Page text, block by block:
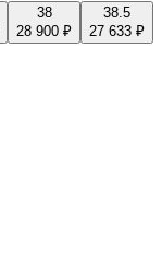
38
28 900 ₽
38.5
27 633 ₽